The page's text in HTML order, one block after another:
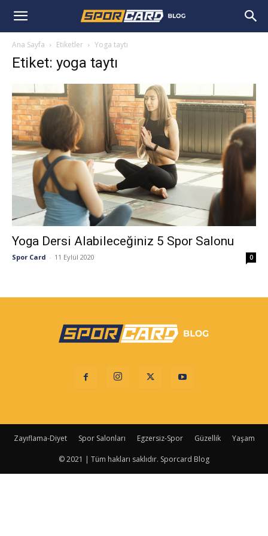
Ana Sayfa Etiketler Yoga taytı
Etiket: yoga taytı
Yoga Dersi Alabileceğiniz 5 Spor Salonu
Spor Card - 11 Eylül 2020 0
Zayıflama-Diyet Spor Salonları Egzersiz-Spor Güzellik Yaşam
© 2021 | Tüm hakları saklıdır. Sporcard Blog